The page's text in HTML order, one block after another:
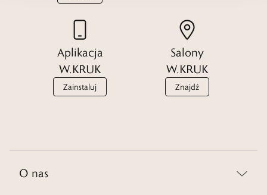
Aplikacja
W.KRUK
Zainstaluj
Salony
W.KRUK
Znajdź
O nas